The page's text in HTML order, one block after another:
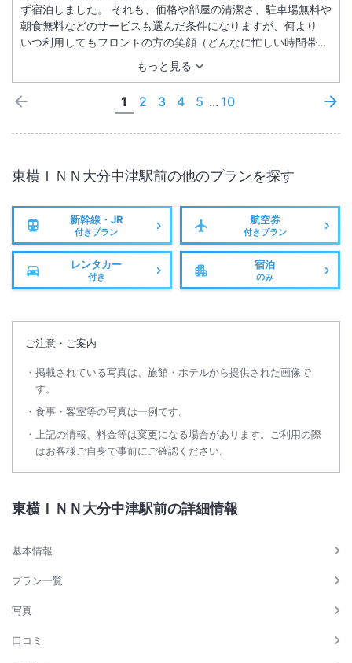
もっと見る
ず宿泊しました。 それも、価格や部屋の清潔さ、駐車場無料や
朝食無料などのサービスも選んだ条件になりますが、何より
いつ利用してもフロントの方の笑顔（どんなに忙しい時間帯で
も ひとり、ひとりのお客様を大切にされる姿勢）でした。 今
後担当地区が変わり 中津駅前さんを利用することが制限され
忘れませんよ！
1 2 3 4 5 ... 10
東横ＩＮＮ大分中津駅前の他のプランを探す
新幹線・JR
付きプラン
航空券
付きプラン
レンタカー
付き
宿泊
のみ
ご注意・ご案内
掲載されている写真は、旅館・ホテルから提供された画像で
す。
食事・客室等の写真は一例です。
上記の情報、料金等は変更になる場合があります。ご利用の際
はお客様ご自身で事前にご確認ください。
東横ＩＮＮ大分中津駅前の詳細情報
基本情報
プラン一覧
写真
口コミ